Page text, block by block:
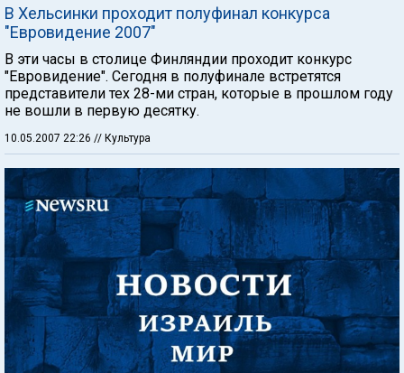
В Хельсинки проходит полуфинал конкурса
"Евровидение 2007"
В эти часы в столице Финляндии проходит конкурс
"Евровидение". Сегодня в полуфинале встретятся
представители тех 28-ми стран, которые в прошлом году
не вошли в первую десятку.
10.05.2007 22:26 // Культура